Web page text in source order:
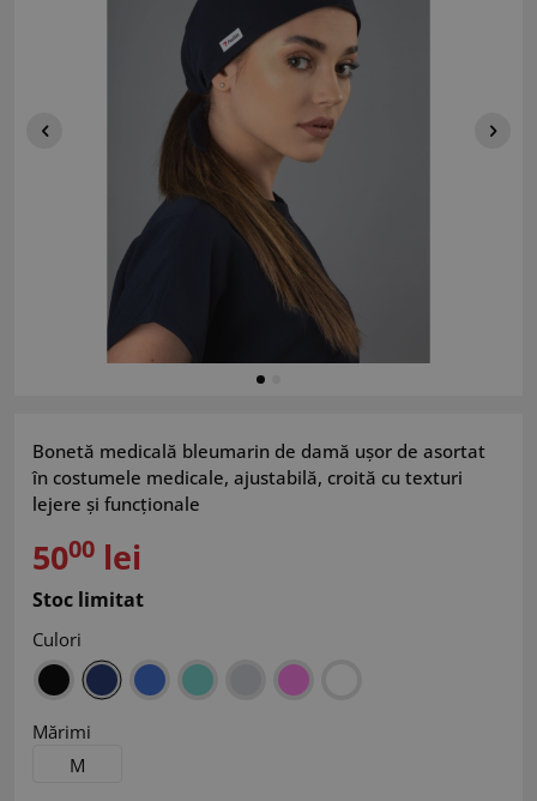
Bonetă medicală bleumarin de damă ușor de asortat
în costumele medicale, ajustabilă, croită cu texturi
lejere și funcționale
5000 lei
Stoc limitat
Culori
Mărimi
M